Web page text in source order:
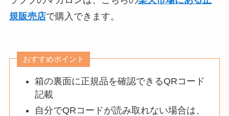
規販売店で購入できます。
おすすめポイント
箱の裏面に正規品を確認できるQRコード
記載
自分でQRコードが読み取れない場合は、